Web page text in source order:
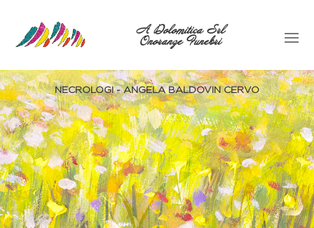
A Dolomitica Srl
Onoranze Funebri
NECROLOGI - ANGELA BALDOVIN CERVO